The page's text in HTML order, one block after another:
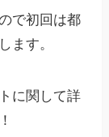
で初回は都
ます。
に関して詳